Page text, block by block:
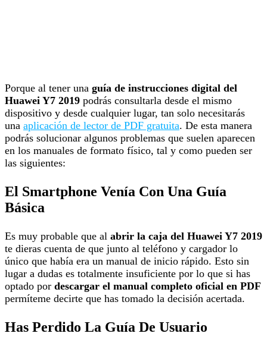
Porque al tener una guía de instrucciones digital del
Huawei Y7 2019 podrás consultarla desde el mismo
dispositivo y desde cualquier lugar, tan solo necesitarás
una aplicación de lector de PDF gratuita. De esta manera
podrás solucionar algunos problemas que suelen aparecen
en los manuales de formato físico, tal y como pueden ser
las siguientes:
El Smartphone Venía Con Una Guía
Básica
Es muy probable que al abrir la caja del Huawei Y7 2019
te dieras cuenta de que junto al teléfono y cargador lo
único que había era un manual de inicio rápido. Esto sin
lugar a dudas es totalmente insuficiente por lo que si has
optado por descargar el manual completo oficial en PDF
permíteme decirte que has tomado la decisión acertada.
Has Perdido La Guía De Usuario